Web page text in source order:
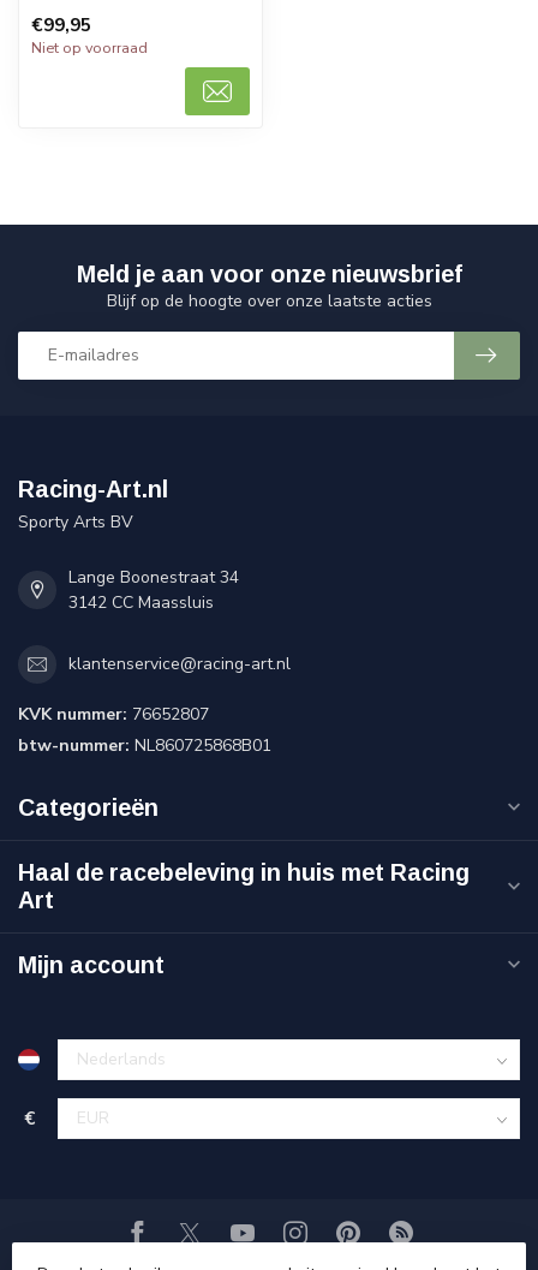
€99,95
Niet op voorraad
Meld je aan voor onze nieuwsbrief
Blijf op de hoogte over onze laatste acties
Racing-Art.nl
Sporty Arts BV
Lange Boonestraat 34
3142 CC Maassluis
klantenservice@racing-art.nl
KVK nummer: 76652807
btw-nummer: NL860725868B01
Categorieën
Haal de racebeleving in huis met Racing
Art
Mijn account
€